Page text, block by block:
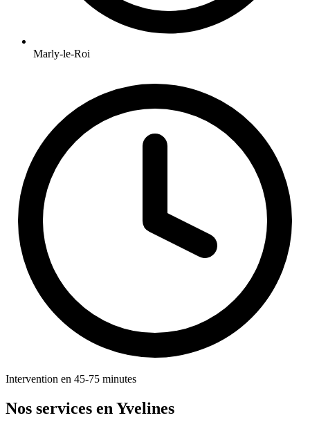
Marly-le-Roi
Intervention en 45-75 minutes
Nos services en Yvelines